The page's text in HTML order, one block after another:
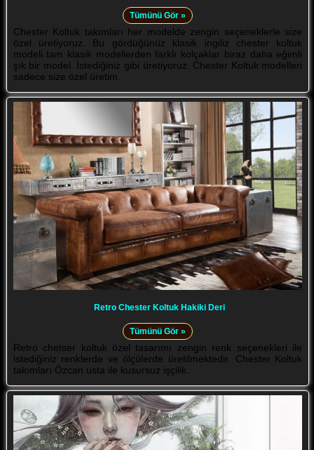
Tümünü Gör »
Chester Koltuk takımları her modelde zengin seçeneklerle size
özel üretiyoruz. Bu gördüğünüz klasik ingiliz chester koltuk
modeli tam klasik modellerden farklı kolçaklar biraz daha eğimli
şık bir model. İstediğiniz gibi üretiyoruz. Chester Koltuk modelleri
sadece size özel üretim.
Retro Chester Koltuk Hakiki Deri
Tümünü Gör »
Retro chetser koltuk özel tasarımı zengin renk seçenekleri ile
istediğiniz renklerde ve ölçülerde üretilmektedir. Chester Koltuk
takımları Özcan usta ile kusursuz işçilik.